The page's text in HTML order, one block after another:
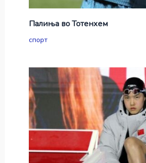
Палиња во Тотенхем
спорт